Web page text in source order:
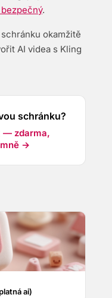
.
okamžitě
AI videa s Kling
schránku?
— zdarma,
→
ai)